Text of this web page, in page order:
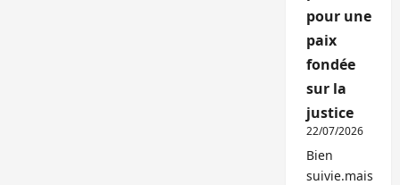
pour une
paix
fondée
sur la
justice
22/07/2026
Bien
suivie.mais